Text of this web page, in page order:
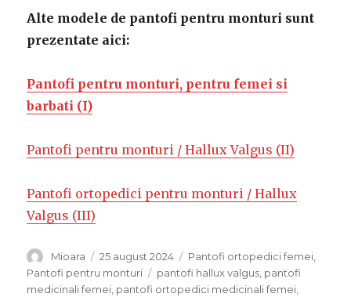
Alte modele de pantofi pentru monturi sunt
prezentate aici:
Pantofi pentru monturi, pentru femei si
barbati (I)
Pantofi pentru monturi / Hallux Valgus (II)
Pantofi ortopedici pentru monturi / Hallux
Valgus (III)
Autor
Mioara
Publicat
pe
25 august 2024 Categorii
Pantofi ortopedici femei
Pantofi pentru monturi
Etichete
pantofi hallux valgus pantofi
medicinali femei pantofi ortopedici medicinali femei